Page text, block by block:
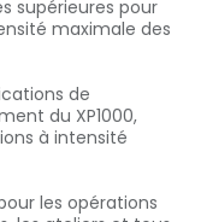
supérieures pour
maximale des
de
du XP1000,
à intensité
les opérations